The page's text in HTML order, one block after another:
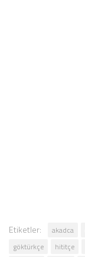
Etiketler: akadca
göktürkçe
hititçe